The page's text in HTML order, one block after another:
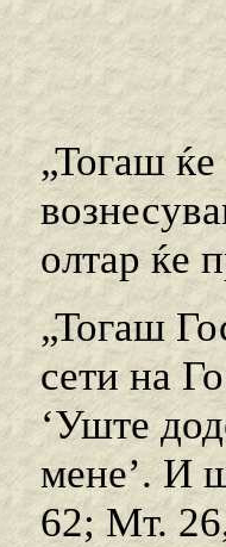
„Тогаш
олтар ќе
„Тогаш
сети на
‘Уште
мене’. И
62; Мт.